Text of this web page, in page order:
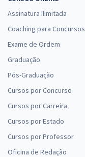
Assinatura Ilimitada
Coaching para Concursos
Exame de Ordem
Graduação
Pós-Graduação
Cursos por Concurso
Cursos por Carreira
Cursos por Estado
Cursos por Professor
Oficina de Redação